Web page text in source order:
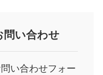
問い合わせ
い合わせフォー